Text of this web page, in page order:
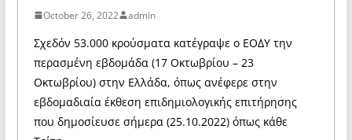
October 26, 2022 admin
Σχεδόν 53.000 κρούσματα κατέγραψε ο ΕΟΔΥ την
περασμένη εβδομάδα (17 Οκτωβρίου – 23
Οκτωβρίου) στην Ελλάδα, όπως ανέφερε στην
εβδομαδιαία έκθεση επιδημιολογικής επιτήρησης
που δημοσίευσε σήμερα (25.10.2022) όπως κάθε